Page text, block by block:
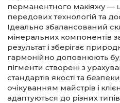
перманентного макіяжу —
передових технологій та
Ідеально збалансований
мінеральних компонентів
результат і зберігає
гармонійно доповнюють
пігменти створені з
стандартів якості та
очікуванням майстрів і
адаптуються до різних